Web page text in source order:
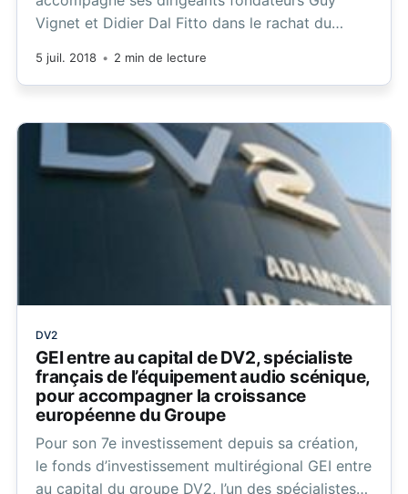
Vignet et Didier Dal Fitto dans le rachat du
5 juil. 2018 • 2 min de lecture
DV2
GEI entre au capital de DV2, spécialiste
français de l’équipement audio scénique,
pour accompagner la croissance
européenne du Groupe
Pour son 7e investissement depuis sa création,
le fonds d’investissement multirégional GEI entre
au capital du groupe DV2, l’un des spécialistes